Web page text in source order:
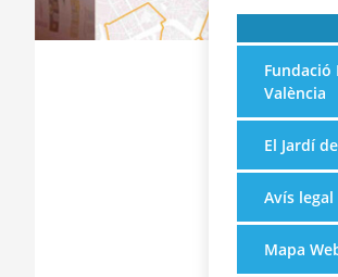
València
El Jardí
Avís legal
Mapa